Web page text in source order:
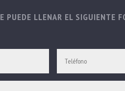
PUEDE LLENAR EL SIGUIENTE